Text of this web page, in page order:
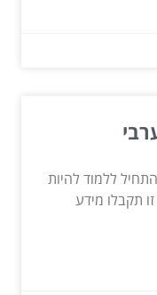
ללמוד להיות
תקבלו מידע